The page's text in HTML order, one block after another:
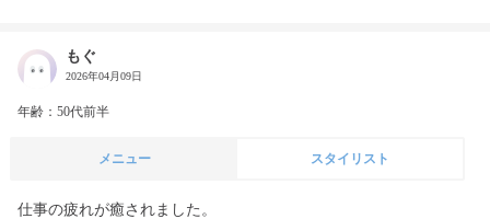
もぐ
2026年04月09日
年齢：50代前半
メニュー スタイリスト
仕事の疲れが癒されました。